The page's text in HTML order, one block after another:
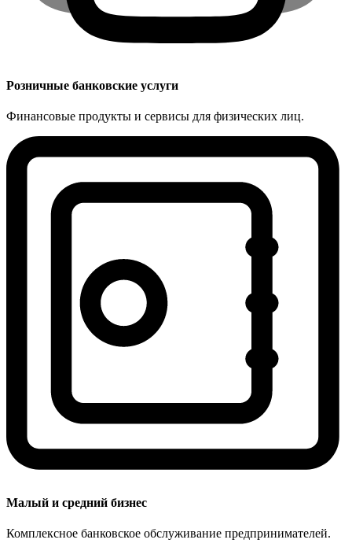
Розничные банковские услуги
Финансовые продукты и сервисы для физических лиц.
Малый и средний бизнес
Комплексное банковское обслуживание предпринимателей.